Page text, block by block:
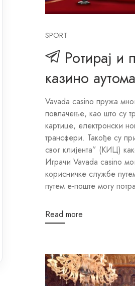
Vavada casino пружа
картице, електронски
свог клијента” (КИЦ)
Играчи Vavada casino
корисничке службе
Read more